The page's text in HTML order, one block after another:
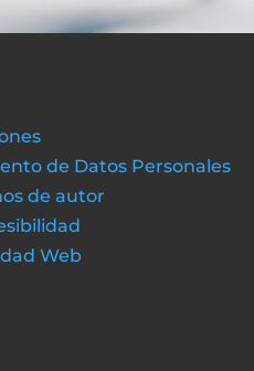
de Datos Personales
de autor
Web